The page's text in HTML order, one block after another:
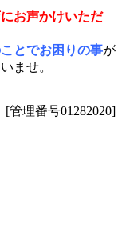
お声かけいただ
とでお困りの事が
ませ。
[管理番号01282020]